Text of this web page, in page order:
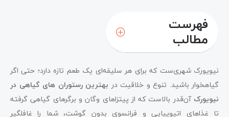
فهرست
مطالب
نیویورک شهری‌ست که برای هر سلیقه‌ای یک طعم تازه دارد؛ حتی اگر
گیاهخوار باشید. تنوع و خلاقیت در بهترین رستوران‌ های گیاهی در
نیویورک آن‌قدر بالاست که از پیتزاهای وگان و برگرهای گیاهی گرفته
تا غذاهای اتیوپیایی و فرانسویِ بدون گوشت، شما را غافلگیر